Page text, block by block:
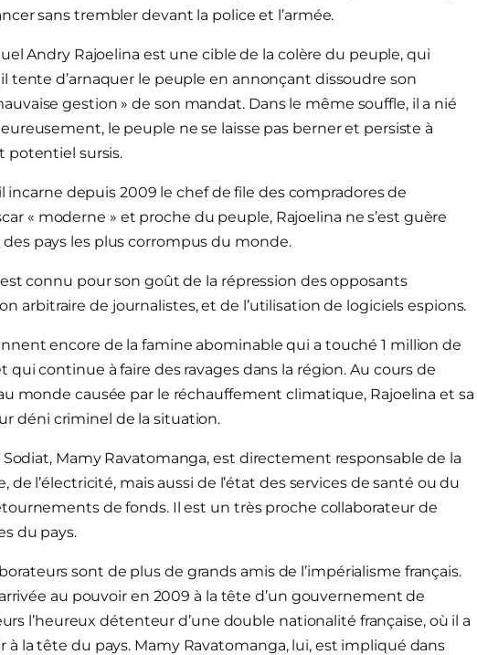
sans trembler devant la police et l’armée.
Andry Rajoelina est une cible de la colère du peuple, qui
tente d’arnaquer le peuple en annonçant dissoudre son
gestion » de son mandat. Dans le même souffle, il a nié
le peuple ne se laisse pas berner et persiste à
potentiel sursis.
incarne depuis 2009 le chef de file des compradores de
« moderne » et proche du peuple, Rajoelina ne s’est guère
pays les plus corrompus du monde.
connu pour son goût de la répression des opposants
arbitraire de journalistes, et de l’utilisation de logiciels espions.
encore de la famine abominable qui a touché 1 million de
qui continue à faire des ravages dans la région. Au cours de
monde causée par le réchauffement climatique, Rajoelina et sa
déni criminel de la situation.
Mamy Ravatomanga, est directement responsable de la
l’électricité, mais aussi de l’état des services de santé ou du
de fonds. Il est un très proche collaborateur de
du pays.
sont de plus de grands amis de l’impérialisme français.
au pouvoir en 2009 à la tête d’un gouvernement de
l’heureux détenteur d’une double nationalité française, où il a
la tête du pays. Mamy Ravatomanga, lui, est impliqué dans